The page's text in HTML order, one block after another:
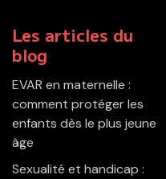
Les articles du
blog
EVAR en maternelle :
comment protéger les
enfants dès le plus jeune
âge
Sexualité et handicap :